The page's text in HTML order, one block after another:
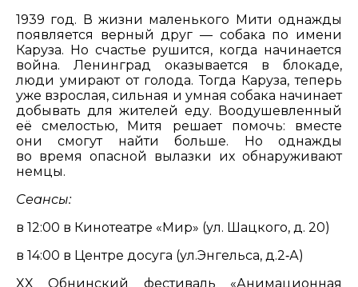
1939 год. В жизни маленького Мити однажды
появляется верный друг — собака по имени
Каруза. Но счастье рушится, когда начинается
война. Ленинград оказывается в блокаде,
люди умирают от голода. Тогда Каруза, теперь
уже взрослая, сильная и умная собака начинает
добывать для жителей еду. Воодушевленный
её смелостью, Митя решает помочь: вместе
они смогут найти больше. Но однажды
во время опасной вылазки их обнаруживают
немцы.
Сеансы:
в 12:00 в Кинотеатре «Мир» (ул. Шацкого, д. 20)
в 14:00 в Центре досуга (ул.Энгельса, д.2‑А)
XX Обнинский фестиваль «Анимационная